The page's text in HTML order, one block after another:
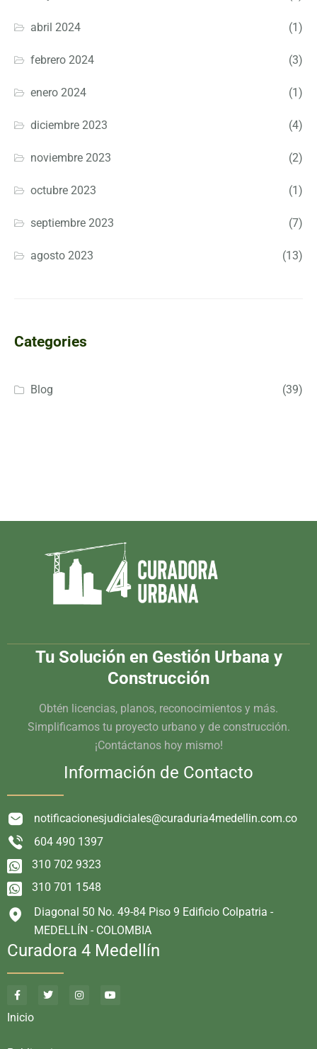
abril 2024 (1)
febrero 2024 (3)
enero 2024 (1)
diciembre 2023 (4)
noviembre 2023 (2)
octubre 2023 (1)
septiembre 2023 (7)
agosto 2023 (13)
Categories
Blog (39)
Tu Solución en Gestión Urbana y
Construcción
Obtén licencias, planos, reconocimientos y más.
Simplificamos tu proyecto urbano y de construcción.
¡Contáctanos hoy mismo!
Información de Contacto
notificacionesjudiciales@curaduria4medellin.com.co
604 490 1397
310 702 9323
310 701 1548
Diagonal 50 No. 49-84 Piso 9 Edificio Colpatria -
MEDELLÍN - COLOMBIA
Curadora 4 Medellín
Inicio